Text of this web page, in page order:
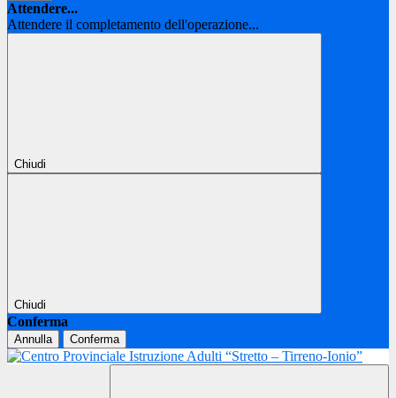
Attendere...
Attendere il completamento dell'operazione...
Chiudi
Chiudi
Conferma
Annulla Conferma